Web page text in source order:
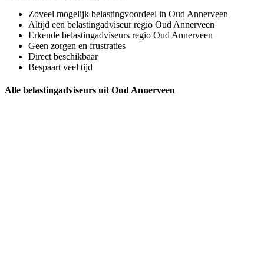
Zoveel mogelijk belastingvoordeel in Oud Annerveen
Altijd een belastingadviseur regio Oud Annerveen
Erkende belastingadviseurs regio Oud Annerveen
Geen zorgen en frustraties
Direct beschikbaar
Bespaart veel tijd
Alle belastingadviseurs uit Oud Annerveen